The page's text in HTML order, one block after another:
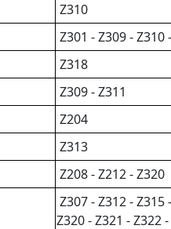
Z310
Z301 - Z309 - Z310
Z318
Z309 - Z311
Z204
Z313
Z208 - Z212 - Z320
Z307 - Z312 - Z315
Z320 - Z321 - Z322